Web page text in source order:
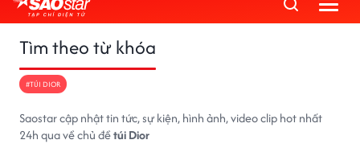
Tìm theo từ khóa
#TÚI DIOR
Saostar cập nhật tin tức, sự kiện, hình ảnh, video clip hot nhất
24h qua về chủ đềtúi Dior